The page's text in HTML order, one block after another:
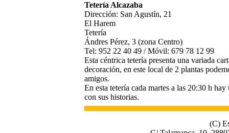
Tetería Alcazaba
Dirección: San Agustín, 21
El Harem
Tetería
Ándres Pérez, 3 (zona Centro)
Tel: 952 22 40 49 / Móvil: 679 78 12 99
Esta céntrica tetería presenta una variada
decoración, en este local de 2 plantas
amigos.
En esta tetería cada martes a las 20:30 h
con sus historias.
(C)